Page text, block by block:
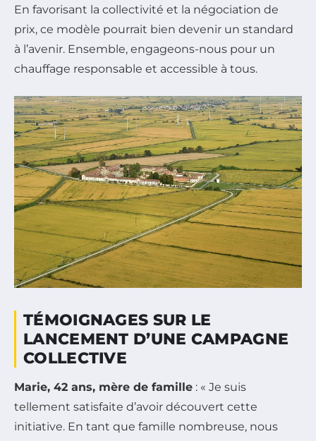
En favorisant la collectivité et la négociation de
prix, ce modèle pourrait bien devenir un standard
à l’avenir. Ensemble, engageons-nous pour un
chauffage responsable et accessible à tous.
TÉMOIGNAGES SUR LE
LANCEMENT D’UNE CAMPAGNE
COLLECTIVE
Marie, 42 ans, mère de famille : « Je suis
tellement satisfaite d’avoir découvert cette
initiative. En tant que famille nombreuse, nous